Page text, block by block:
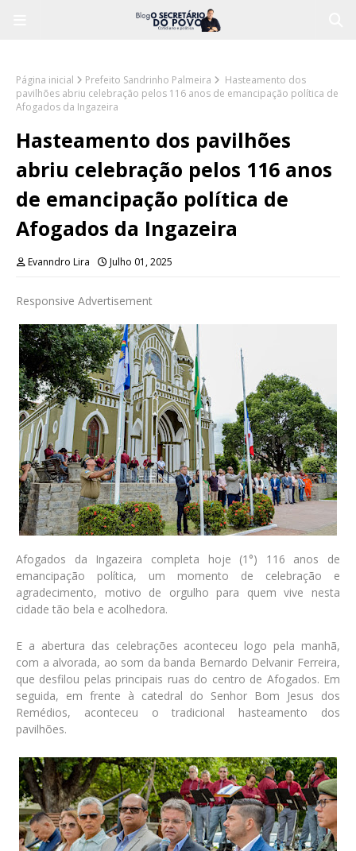
Página inicial Prefeito Sandrinho Palmeira
Hasteamento dos
pavilhões abriu celebração pelos 116 anos de emancipação política de
Afogados da Ingazeira
Hasteamento dos pavilhões
abriu celebração pelos 116 anos
de emancipação política de
Afogados da Ingazeira
Evanndro Lira Julho 01, 2025
Responsive Advertisement
Afogados da Ingazeira completa hoje (1°) 116 anos de
emancipação política, um momento de celebração e
agradecimento, motivo de orgulho para quem vive nesta
cidade tão bela e acolhedora.
E a abertura das celebrações aconteceu logo pela manhã,
com a alvorada, ao som da banda Bernardo Delvanir Ferreira,
que desfilou pelas principais ruas do centro de Afogados. Em
seguida, em frente à catedral do Senhor Bom Jesus dos
Remédios, aconteceu o tradicional hasteamento dos
pavilhões.